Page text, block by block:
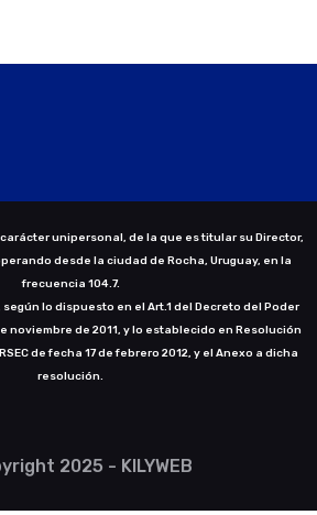
carácter unipersonal, de la que es titular su Director,
operando desde la ciudad de Rocha, Uruguay, en la
frecuencia 104.7.
lo dispuesto en el Art.1 del Decreto del Poder
noviembre de 2011, y lo establecido en Resolución
de fecha 17 de febrero 2012, y el Anexo a dicha
resolución.
2025 - KILYWEB